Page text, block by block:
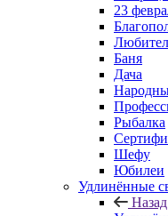
23
Баня
Дача
Рыбалка
Шефу
Юбилеи
Удлинённые
Назад